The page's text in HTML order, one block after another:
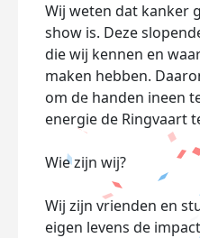
Wij weten dat kanker
show is. Deze
die wij kennen en
maken hebben.
om de handen ineen
energie de Ringvaart
Wie zijn wij?
Wij zijn vrienden en
eigen levens de